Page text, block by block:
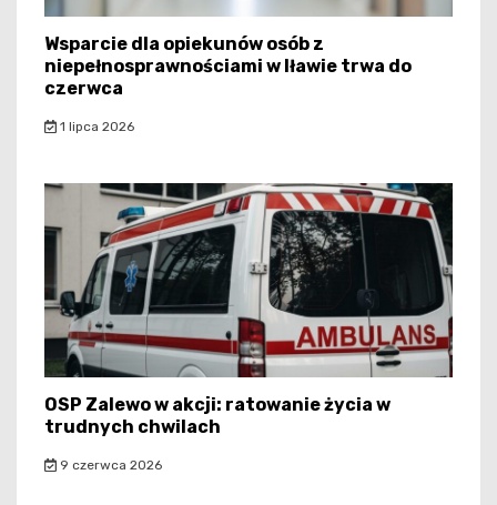
Wsparcie dla opiekunów osób z
niepełnosprawnościami w Iławie trwa do
czerwca
1 lipca 2026
OSP Zalewo w akcji: ratowanie życia w
trudnych chwilach
9 czerwca 2026